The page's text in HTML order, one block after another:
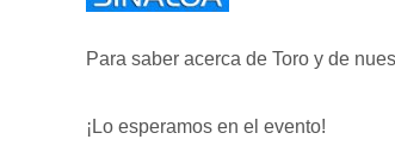
Para saber acerca de Toro y de
¡Lo esperamos en el evento!